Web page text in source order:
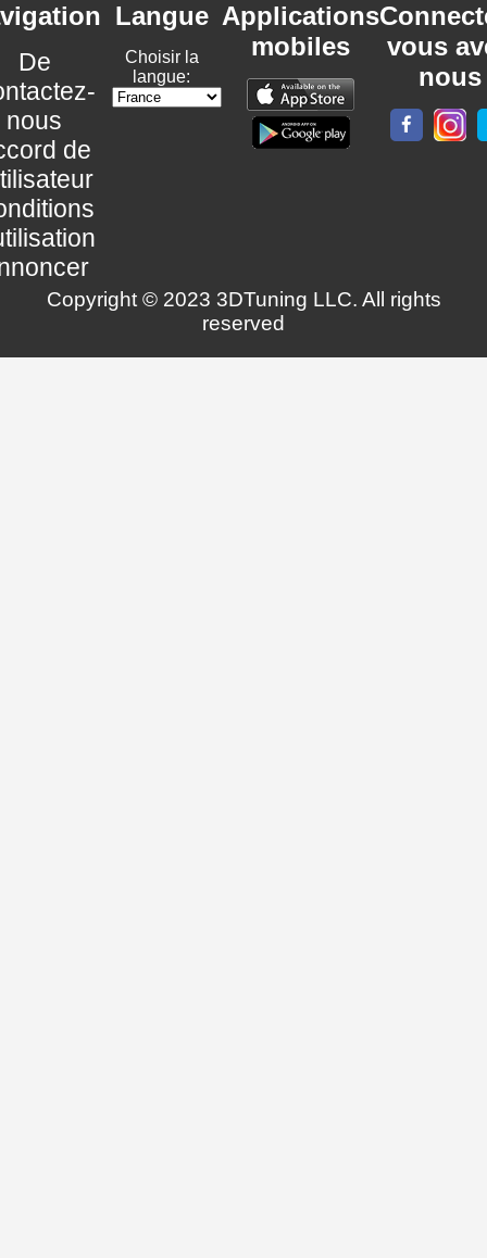
De
nous
de
Langue
Choisir la
langue:
Applications
mobiles
vous
nous
Copyright © 2023 3DTuning LLC. All rights
reserved